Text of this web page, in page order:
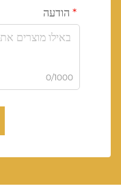
הודעה
0/1000